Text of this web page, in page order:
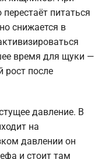
питаться
снижается в
время для щуки —
рост после
давление. В
на
давлении он
и стоит там